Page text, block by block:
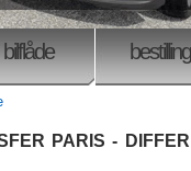
bilflåde bestilling
PARIS -